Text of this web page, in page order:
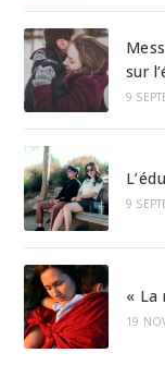
sur
9
9
« La
19